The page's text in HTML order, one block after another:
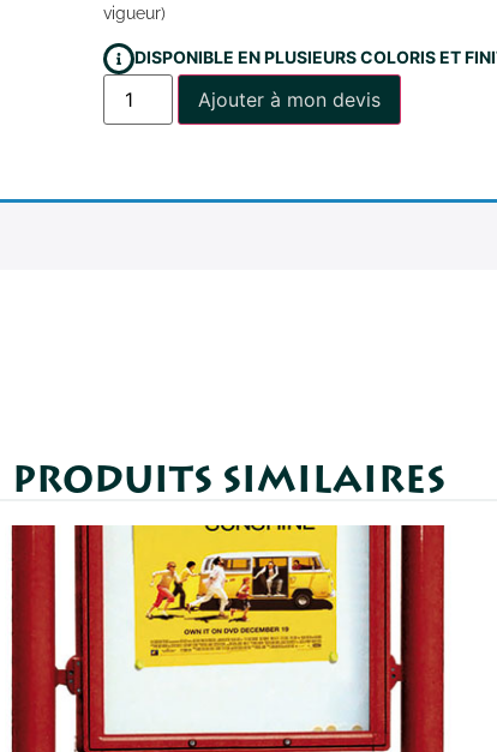
vigueur)
DISPONIBLE EN PLUSIEURS COLORIS ET
Ajouter à mon devis
PRODUITS SIMILAIRES